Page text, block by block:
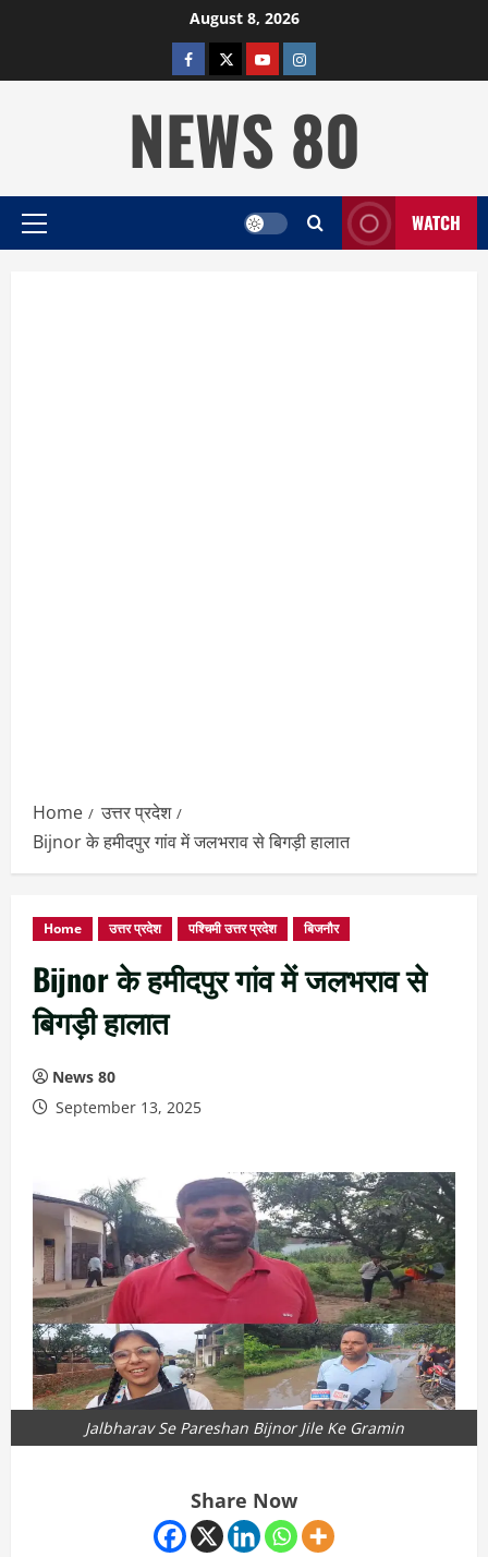
August 8, 2026
facebooktwitterYOUTUBE
instagram
NEWS 80
Primary
WATCH
Home
उत्तर प्रदेश
Bijnor के हमीदपुर गांव में जलभराव से बिगड़ी हालात
Home उत्तर प्रदेश पश्चिमी उत्तर प्रदेश बिजनौर
Bijnor के हमीदपुर गांव में जलभराव से
बिगड़ी हालात
News 80
September 13, 2025
Jalbharav Se Pareshan Bijnor Jile Ke Gramin
Share Now